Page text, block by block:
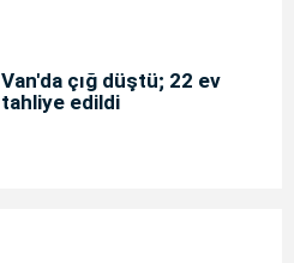
Van'da çığ düştü; 22 ev
tahliye edildi